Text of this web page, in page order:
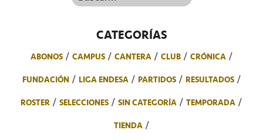
CATEGORÍAS
ABONOS CAMPUS CANTERA CLUB
CRÓNICA
FUNDACIÓN
LIGA ENDESA PARTIDOS
RESULTADOS
ROSTER
SELECCIONES SIN CATEGORÍA
TEMPORADA
TIENDA